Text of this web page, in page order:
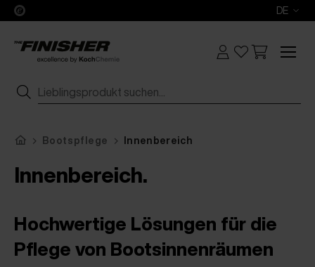
DE
Bootspflege Innenbereich
Innenbereich.
Hochwertige Lösungen für die
Pflege von Bootsinnenräumen